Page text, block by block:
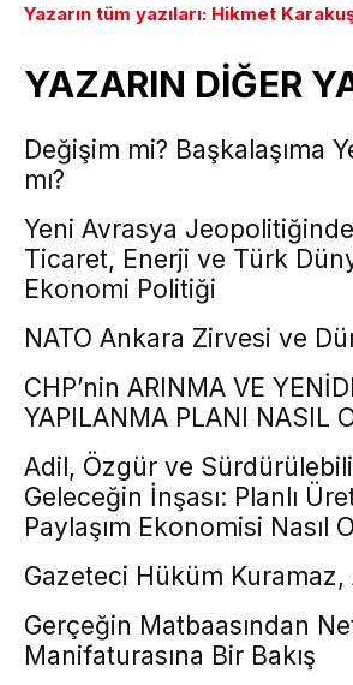
Yazarın tüm yazıları: Hikmet
YAZARIN DİĞER
Değişim mi? Başkalaşıma
mı?
Yeni Avrasya
Ticaret, Enerji ve Türk
Ekonomi Politiği
NATO Ankara Zirvesi ve
CHP’nin ARINMA VE
YAPILANMA PLANI NASIL
Adil, Özgür ve
Geleceğin İnşası: Planlı
Paylaşım Ekonomisi Nasıl
Gazeteci Hüküm Kuramaz,
Gerçeğin Matbaasından
Manifaturasına Bir Bakış